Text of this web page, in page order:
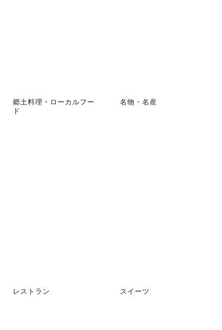
郷土料理・ローカルフー
ド
名物・名産
レストラン スイーツ